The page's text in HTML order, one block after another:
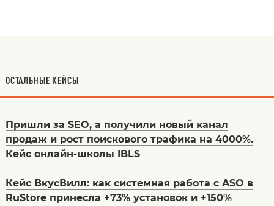
ОСТАЛЬНЫЕ КЕЙСЫ
Пришли за SEO, а получили новый канал
продаж и рост поискового трафика на 4000%.
Кейс онлайн-школы IBLS
Кейс ВкусВилл: как системная работа с ASO в
RuStore принесла +73% установок и +150%